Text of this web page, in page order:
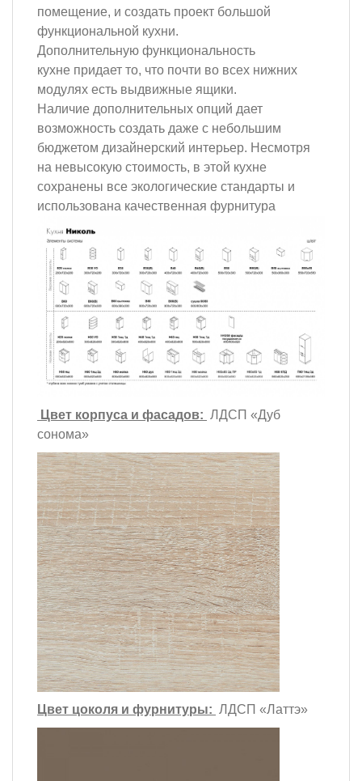
помещение, и создать проект большой
функциональной кухни.
Дополнительную функциональность
кухне придает то, что почти во всех нижних
модулях есть выдвижные ящики.
Наличие дополнительных опций дает
возможность создать даже с небольшим
бюджетом дизайнерский интерьер. Несмотря
на невысокую стоимость, в этой кухне
сохранены все экологические стандарты и
использована качественная фурнитура
Цвет корпуса и фасадов: ЛДСП «Дуб
сонома»
Цвет цоколя и фурнитуры: ЛДСП «Латтэ»